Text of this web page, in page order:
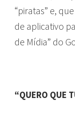
“piratas” e,
de aplicativo
de Mídia” do
“QUERO QUE